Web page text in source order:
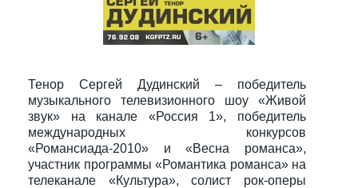
Тенор Сергей Дудинский – победитель
музыкального телевизионного шоу «Живой
звук» на канале «Россия 1», победитель
международных конкурсов
«Романсиада-2010» и «Весна романса»,
участник программы «Романтика романса» на
телеканале «Культура», солист рок-оперы